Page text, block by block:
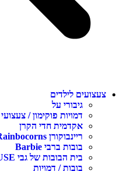
לילדים
גיבורי על
דמויות פוקימון / צעצועי POKEMON
אקדמית חדי הקרן
ריינבוקורן Rainbocorns
בובות ברבי Barbie
בית הבובות של גבי GABBY'S DOLLHOUSE
בובות / דמויות